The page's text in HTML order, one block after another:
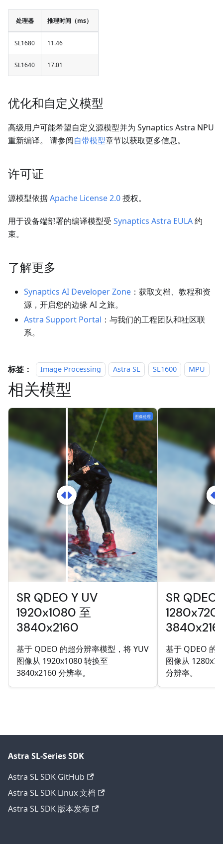
处理器 推理时间（ms）
SL1680 11.46
SL1640 17.01
优化和自定义模型
高级用户可能希望自定义源模型并为 Synaptics Astra NPU
重新编译。 请参阅自带模型章节以获取更多信息。
许可证
源模型依据Apache License 2.0授权。
用于设备端部署的编译模型受 Synaptics Astra EULA约
束。
了解更多
Synaptics AI Developer Zone ：获取文档、教程和资
源，开启您的边缘 AI 之旅。
Astra Support Portal ：与我们的工程团队和社区联
系。
标签： Image Processing Astra SL SL1600 MPU
相关模型
图像处理
SR QDEO Y UV
1920x1080 至
3840x2160
基于 QDEO 的超分辨率模型，将 YUV
图像从 1920x1080 转换至
3840x2160 分辨率。
SR QDEO
1280x720
基于 QDEO 的
图像从
分辨率。
Astra SL-Series SDK
Astra SL SDK GitHub
Astra SL SDK Linux 文档
Astra SL SDK 版本发布